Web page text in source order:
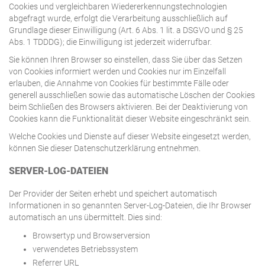
Cookies und vergleichbaren Wiedererkennungstechnologien
abgefragt wurde, erfolgt die Verarbeitung ausschließlich auf
Grundlage dieser Einwilligung (Art. 6 Abs. 1 lit. a DSGVO und § 25
Abs. 1 TDDDG); die Einwilligung ist jederzeit widerrufbar.
Sie können Ihren Browser so einstellen, dass Sie über das Setzen
von Cookies informiert werden und Cookies nur im Einzelfall
erlauben, die Annahme von Cookies für bestimmte Fälle oder
generell ausschließen sowie das automatische Löschen der Cookies
beim Schließen des Browsers aktivieren. Bei der Deaktivierung von
Cookies kann die Funktionalität dieser Website eingeschränkt sein.
Welche Cookies und Dienste auf dieser Website eingesetzt werden,
können Sie dieser Datenschutzerklärung entnehmen.
SERVER-LOG-DATEIEN
Der Provider der Seiten erhebt und speichert automatisch
Informationen in so genannten Server-Log-Dateien, die Ihr Browser
automatisch an uns übermittelt. Dies sind:
Browsertyp und Browserversion
verwendetes Betriebssystem
Referrer URL